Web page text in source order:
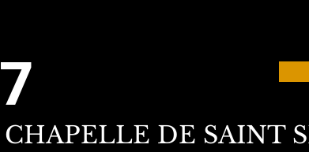
7
CHAPELLE DE SAINT